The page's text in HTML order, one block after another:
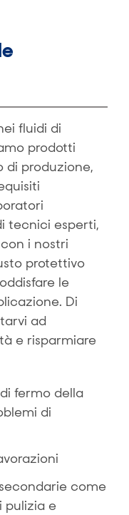
fluidi di
prodotti
di produzione,
tecnici esperti,
i nostri
protettivo
le
Di
ad
e risparmiare
fermo della
di
come
pulizia e